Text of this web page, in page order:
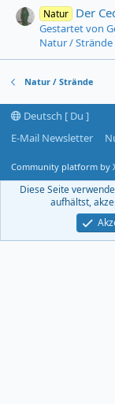
Natur Der
Gestartet von
Natur / Strände
Natur / Strände
Deutsch [ Du ]
E-Mail Newsletter
Community platform by
Diese Seite
aufhältst,